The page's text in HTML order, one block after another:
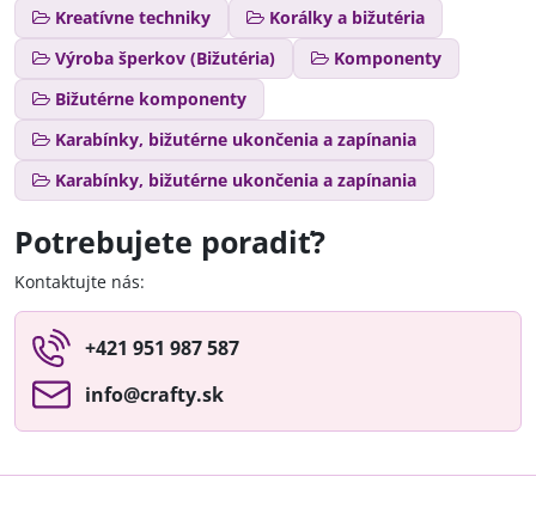
Kreatívne techniky
Korálky a bižutéria
Výroba šperkov (Bižutéria)
Komponenty
Bižutérne komponenty
Karabínky, bižutérne ukončenia a zapínania
Karabínky, bižutérne ukončenia a zapínania
Potrebujete poradiť?
Kontaktujte nás:
+421 951 987 587
info​@crafty​.sk